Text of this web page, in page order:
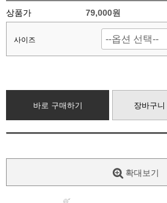
상품가 79,000원
사이즈
바로 구매하기 장바구니
확대보기